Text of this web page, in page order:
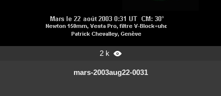
2 k 
mars-2003aug22-0031